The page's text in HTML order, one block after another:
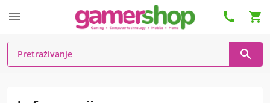
  
